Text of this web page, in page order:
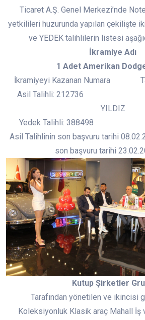
Ticaret A.Ş. Genel Merkezi’nde
yetkilileri huzurunda yapılan çekilişte
ve YEDEK talihlilerin listesi
İkramiye Adı
1 Adet Amerikan
İkramiyeyi Kazanan Numara
Asil Talihli: 212736
YILDIZ
Yedek Talihli: 388498
Asil Talihlinin son başvuru tarihi
son başvuru tarihi
Kutup Şirketler
Tarafından yönetilen ve ikincisi
Koleksiyonluk Klasik araç Mahall İş